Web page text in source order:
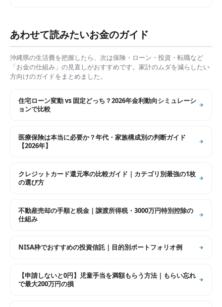
あわせて読みたいお金のガイド
沖縄県の生活費を把握したら、次は保険・ローン・投資・転職など
「お金の仕組み」の見直しがおすすめです。家計のムダを減らしたい
方向けのガイドをまとめました。
住宅ローン変動 vs 固定どっち？2026年金利動向シミュレーシ
ョンで比較
医療保険は本当に必要か？年代・家族構成別の判断ガイド
【2026年】
クレジットカード還元率の比較ガイド｜カテゴリ別最強の1枚
の選び方
不動産売却の手順と税金｜譲渡所得税・3000万円特別控除の
仕組み
NISA枠でおすすめの投資信託｜目的別ポートフォリオ例
【申請しないと0円】児童手当を満額もらう方法｜もらい忘れ
で最大200万円の損